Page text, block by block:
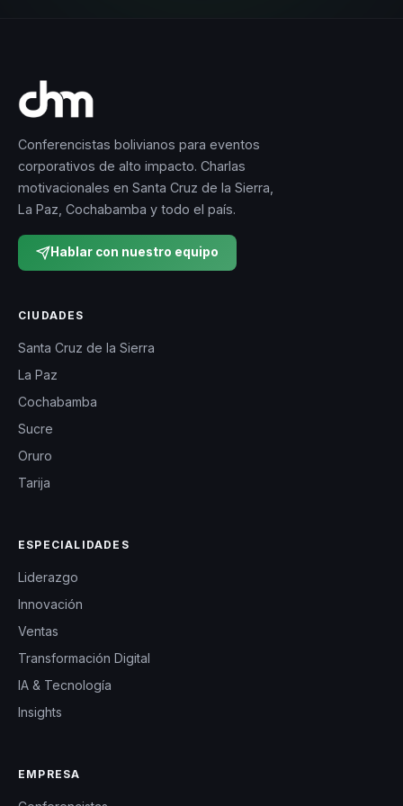
Conferencistas bolivianos para eventos
corporativos de alto impacto. Charlas
motivacionales en Santa Cruz de la Sierra,
La Paz, Cochabamba y todo el país.
Hablar con nuestro equipo
CIUDADES
Santa Cruz de la Sierra
La Paz
Cochabamba
Sucre
Oruro
Tarija
ESPECIALIDADES
Liderazgo
Innovación
Ventas
Transformación Digital
IA & Tecnología
Insights
EMPRESA